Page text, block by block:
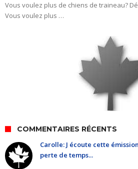
Vous voulez plus de chiens de traineau?
Vous voulez plus …
COMMENTAIRES RÉCENTS
Carolle: J écoute cette
perte de temps...